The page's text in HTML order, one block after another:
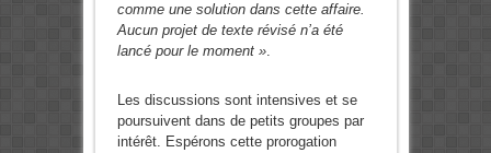
comme une solution dans cette affaire.
Aucun projet de texte révisé n’a été
lancé pour le moment ».
Les discussions sont intensives et se
poursuivent dans de petits groupes par
intérêt. Espérons cette prorogation